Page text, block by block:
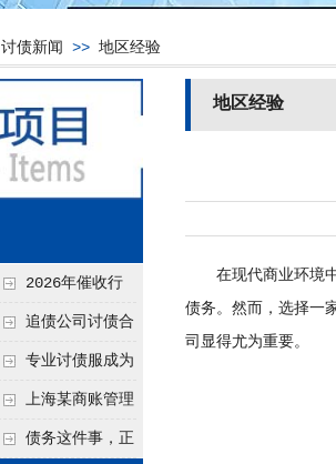
讨债新闻 >> 地区经验
2026年催收行
业发展现状、竞争格
局及未来趋势分析
追债公司讨债合
法方法总结
专业讨债服成为
2026年的发展趋势
上海某商账管理
机构聚焦合规服务
债务这件事，正
地区经验
在现代商业环境中
债务。然而，选择一
司显得尤为重要。